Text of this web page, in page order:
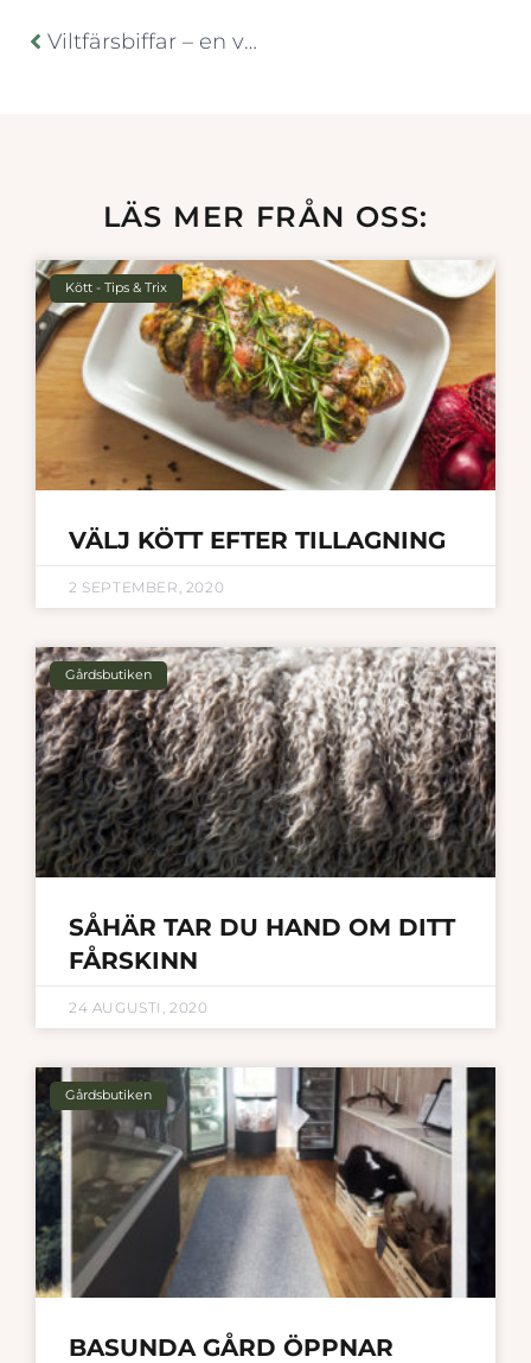
Viltfärsbiffar – en vardagsfavorit hos alla
LÄS MER FRÅN OSS:
Kött - Tips & Trix
VÄLJ KÖTT EFTER TILLAGNING
2 SEPTEMBER, 2020
Gårdsbutiken
SÅHÄR TAR DU HAND OM DITT
FÅRSKINN
24 AUGUSTI, 2020
Gårdsbutiken
BASUNDA GÅRD ÖPPNAR